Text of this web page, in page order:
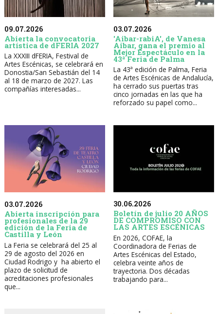
09.07.2026
Abierta la convocatoria
artística de dFERIA 2027
La XXXIII dFERIA, Festival de
Artes Escénicas, se celebrará en
Donostia/San Sebastián del 14
al 18 de marzo de 2027. Las
compañías interesadas...
03.07.2026
'Aibar-rabiA', de Vanesa
Aibar, gana el premio al
Mejor Espectáculo en la
43ª Feria de Palma
La 43ª edición de Palma, Feria
de Artes Escénicas de Andalucía,
ha cerrado sus puertas tras
cinco jornadas en las que ha
reforzado su papel como...
03.07.2026
Abierta inscripción para
profesionales de la 29
edición de la Feria de
Castilla y León
La Feria se celebrará del 25 al
29 de agosto del 2026 en
Ciudad Rodrigo y ha abierto el
plazo de solicitud de
acreditaciones profesionales
que...
30.06.2026
Boletín de julio 20 AÑOS
DE COMPROMISO CON
LAS ARTES ESCÉNICAS
En 2026, COFAE, la
Coordinadora de Ferias de
Artes Escénicas del Estado,
celebra veinte años de
trayectoria. Dos décadas
trabajando para...